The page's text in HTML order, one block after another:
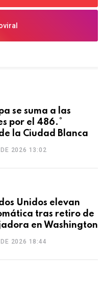
se suma a las
por el 486.°
la Ciudad Blanca
DE 2026 13:02
Unidos elevan
tras retiro de
en Washington
2026 18:44